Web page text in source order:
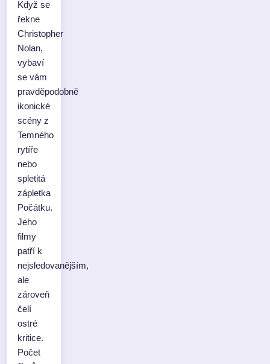
Když se
řekne
Christopher
Nolan,
vybaví
se vám
pravděpodobně
ikonické
scény z
Temného
rytíře
nebo
spletitá
zápletka
Počátku.
Jeho
filmy
patří k
nejsledovanějším,
ale
zároveň
čelí
ostré
kritice.
Počet